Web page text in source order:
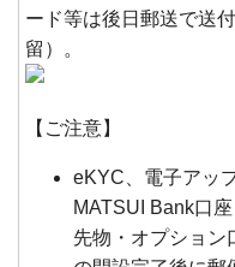
ード等は後日郵送で送
留）。
【ご注意】
eKYC、電子アッ
MATSUI Bank口
先物・オプション